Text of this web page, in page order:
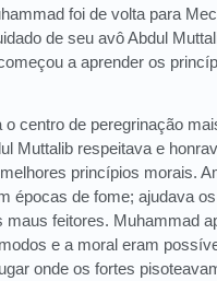
foi de volta para
de seu avô Abdul
a aprender os
o centro de peregrinação
Muttalib respeitava e
princípios morais.
épocas de fome; ajudava
maus feitores. Muhammad
e a moral eram
onde os fortes